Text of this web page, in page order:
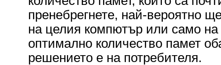
пренебрегнете, най-вероятно
на целия компютър или само
оптимално количество памет
решението е на потребителя.